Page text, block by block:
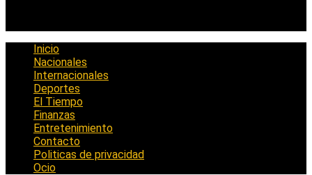
Inicio
Nacionales
Internacionales
Deportes
El Tiempo
Finanzas
Entretenimiento
Contacto
Politicas de privacidad
Ocio